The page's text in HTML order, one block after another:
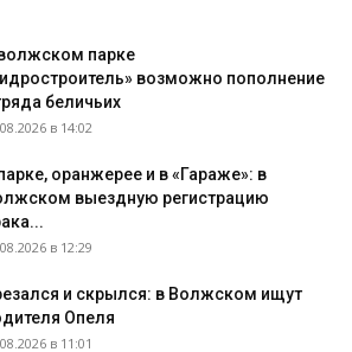
парке
возможно пополнение
беличьих
в 14:02
оранжерее и в «Гараже»: в
выездную регистрацию
в 12:29
и скрылся: в Волжском ищут
Опеля
в 11:01